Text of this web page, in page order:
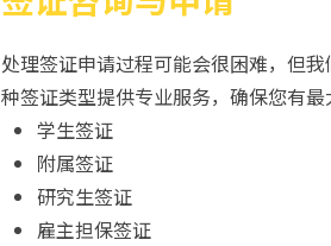
处理签证申请过程可能会很困难，但
种签证类型提供专业服务，确保您有最
学生签证
附属签证
研究生签证
雇主担保签证